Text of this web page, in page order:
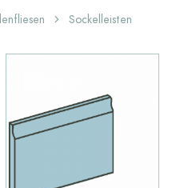
Sockelleisten